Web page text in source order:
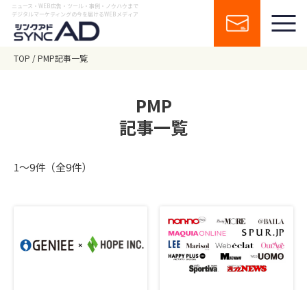
ニュース・WEB広告・ツール・事例・ノウハウまで
デジタルマーケティングの今を届けるWEBメディア
TOP PMP記事一覧
PMP
記事一覧
1〜9件（全9件）